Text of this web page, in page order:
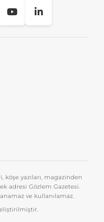
yazıları, magazinden
adresi Gözlem Gazetesi.
ve kullanılamaz.